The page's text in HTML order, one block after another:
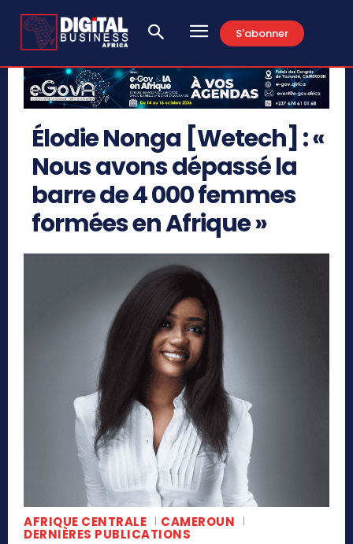
S'abonner
Élodie Nonga [Wetech] : «
Nous avons dépassé la
barre de 4 000 femmes
formées en Afrique »
AFRIQUE CENTRALE CAMEROUN
DERNIÈRES PUBLICATIONS